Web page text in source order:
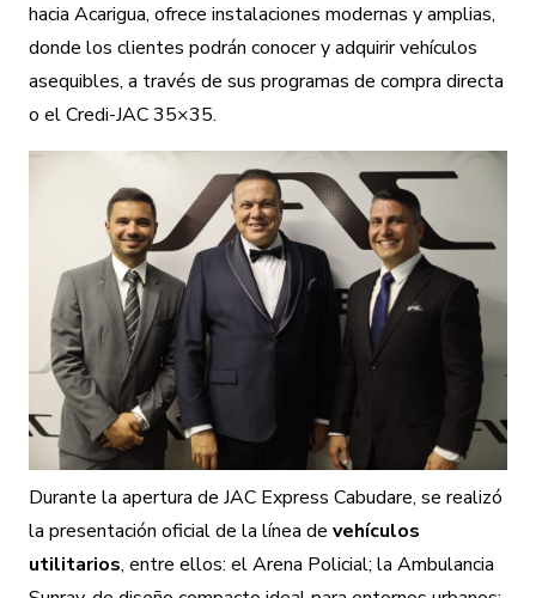
hacia Acarigua, ofrece instalaciones modernas y amplias,
donde los clientes podrán conocer y adquirir vehículos
asequibles, a través de sus programas de compra directa
o el Credi-JAC 35×35.
Durante la apertura de JAC Express Cabudare, se realizó
la presentación oficial de la línea de vehículos
utilitarios, entre ellos: el Arena Policial; la Ambulancia